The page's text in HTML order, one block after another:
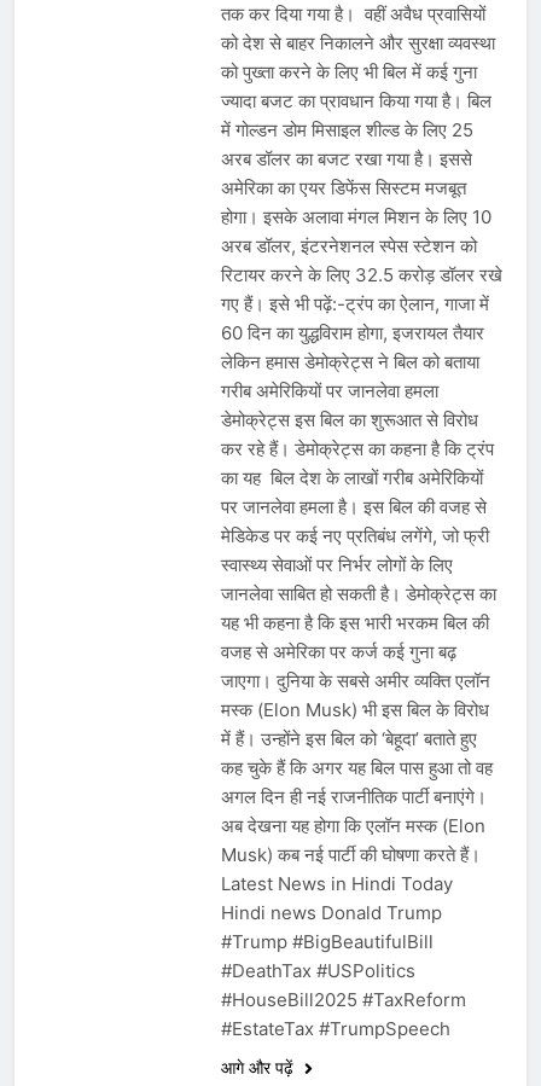
तक कर दिया गया है। वहीं अवैध प्रवासियों
को देश से बाहर निकालने और सुरक्षा व्यवस्था
को पुख्ता करने के लिए भी बिल में कई गुना
ज्यादा बजट का प्रावधान किया गया है। बिल
में गोल्डन डोम मिसाइल शील्ड के लिए 25
अरब डॉलर का बजट रखा गया है। इससे
अमेरिका का एयर डिफेंस सिस्टम मजबूत
होगा। इसके अलावा मंगल मिशन के लिए 10
अरब डॉलर, इंटरनेशनल स्पेस स्टेशन को
रिटायर करने के लिए 32.5 करोड़ डॉलर रखे
गए हैं। इसे भी पढ़ें:-ट्रंप का ऐलान, गाजा में
60 दिन का युद्धविराम होगा, इजरायल तैयार
लेकिन हमास डेमोक्रेट्स ने बिल को बताया
गरीब अमेरिकियों पर जानलेवा हमला
डेमोक्रेट्स इस बिल का शुरूआत से विरोध
कर रहे हैं। डेमोक्रेट्स का कहना है कि ट्रंप
का यह बिल देश के लाखों गरीब अमेरिकियों
पर जानलेवा हमला है। इस बिल की वजह से
मेडिकेड पर कई नए प्रतिबंध लगेंगे, जो फ्री
स्वास्थ्य सेवाओं पर निर्भर लोगों के लिए
जानलेवा साबित हो सकती है। डेमोक्रेट्स का
यह भी कहना है कि इस भारी भरकम बिल की
वजह से अमेरिका पर कर्ज कई गुना बढ़
जाएगा। दुनिया के सबसे अमीर व्यक्ति एलॉन
मस्क (Elon Musk) भी इस बिल के विरोध
में हैं। उन्होंने इस बिल को ‘बेहूदा’ बताते हुए
कह चुके हैं कि अगर यह बिल पास हुआ तो वह
अगल दिन ही नई राजनीतिक पार्टी बनाएंगे।
अब देखना यह होगा कि एलॉन मस्क (Elon
Musk) कब नई पार्टी की घोषणा करते हैं।
Latest News in Hindi Today
Hindi news Donald Trump
#Trump #BigBeautifulBill
#DeathTax #USPolitics
#HouseBill2025 #TaxReform
#EstateTax #TrumpSpeech
आगे और पढ़ें